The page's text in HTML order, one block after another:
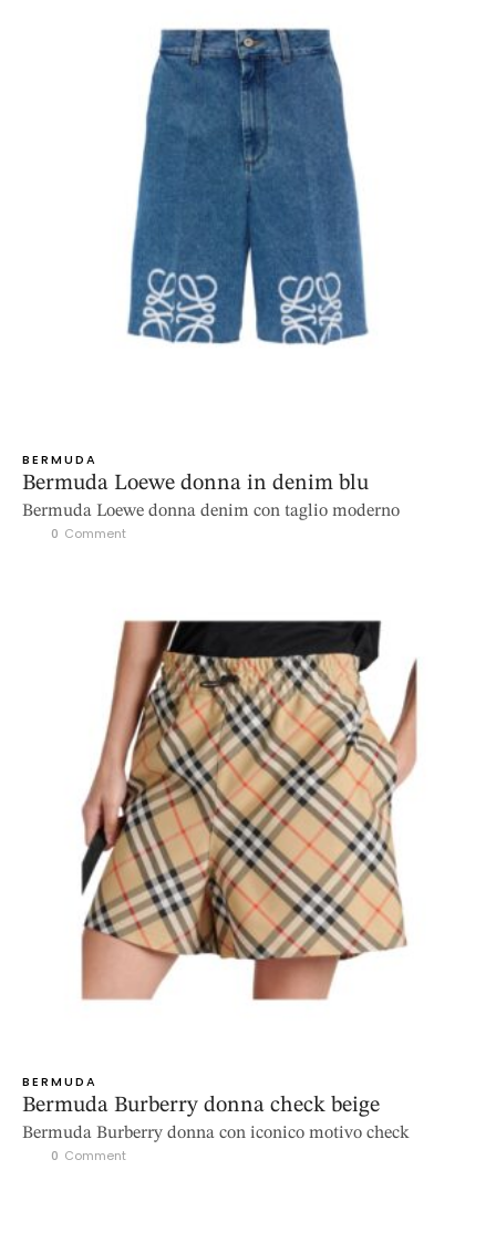
BERMUDA
Bermuda Loewe donna in denim blu
Bermuda Loewe donna denim con taglio moderno
0 Comment
BERMUDA
Bermuda Burberry donna check beige
Bermuda Burberry donna con iconico motivo check
0 Comment